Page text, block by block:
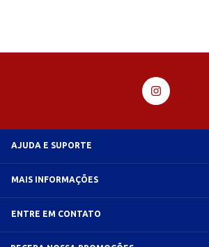
AJUDA E SUPORTE
MAIS INFORMAÇÕES
ENTRE EM CONTATO